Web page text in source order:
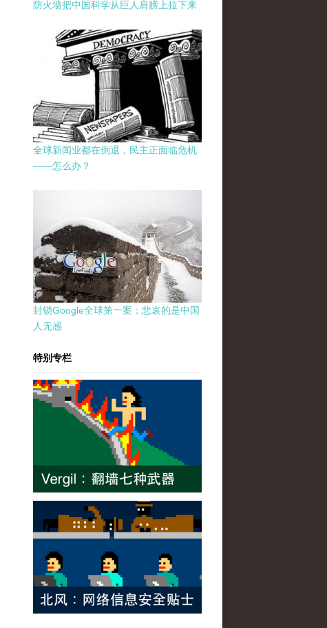
防火墙把中国科学从巨人肩膀上拉下来
全球新闻业都在倒退，民主正面临危机
——怎么办？
封锁Google全球第一案：悲哀的是中国
人无感
特别专栏